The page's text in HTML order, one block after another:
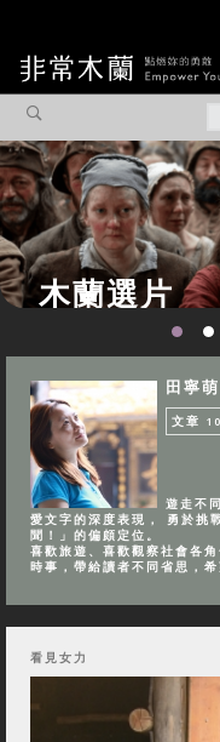
木蘭選片
田寧萌
文章 10
遊走不
愛文字的深度表現， 勇於挑
聞！」的偏頗定位。
喜歡旅遊、喜歡觀察社會各
時事，帶給讀者不同省思，
看見女力